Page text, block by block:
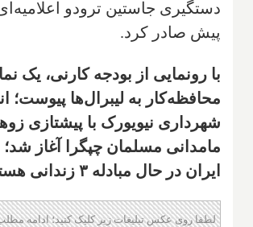
دستگیری جاستین ترودو
پیش صادر کرد.
با رونمایی از بودجه کارنی، یک
محافظه‌کار به لیبرال‌ها پیوست؛
شهرداری نیویورک با پیشتازی
مامدانی مسلمان چپگرا آغاز
ایران در حال مبادله ۳ زندانی هستند
لطفا روی عکس تبلیغات زیر کلیک کنید؛ ادامه